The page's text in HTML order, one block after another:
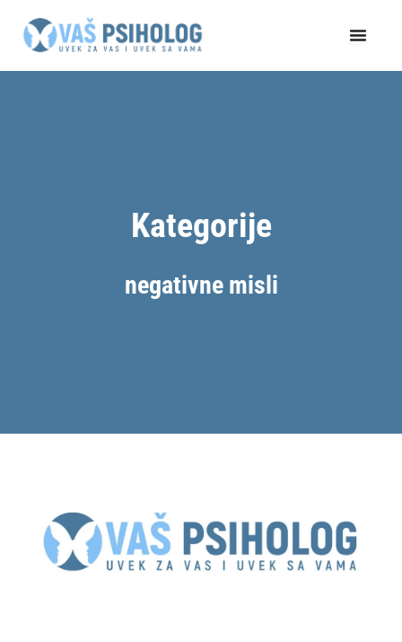
Kategorije
negativne misli